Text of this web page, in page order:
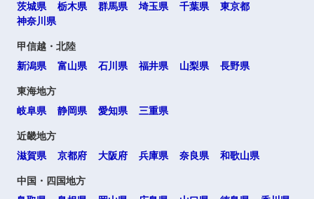
福岡県 佐賀県
長崎県
海外
茨城県
栃木県 群馬県 埼玉県 千葉県
東京都
神奈川県
甲信越・北陸
新潟県
富山県 石川県 福井県 山梨県 長野県
東海地方
岐阜県
静岡県 愛知県 三重県
近畿地方
滋賀県
京都府 大阪府 兵庫県 奈良県 和歌山県
中国・四国地方